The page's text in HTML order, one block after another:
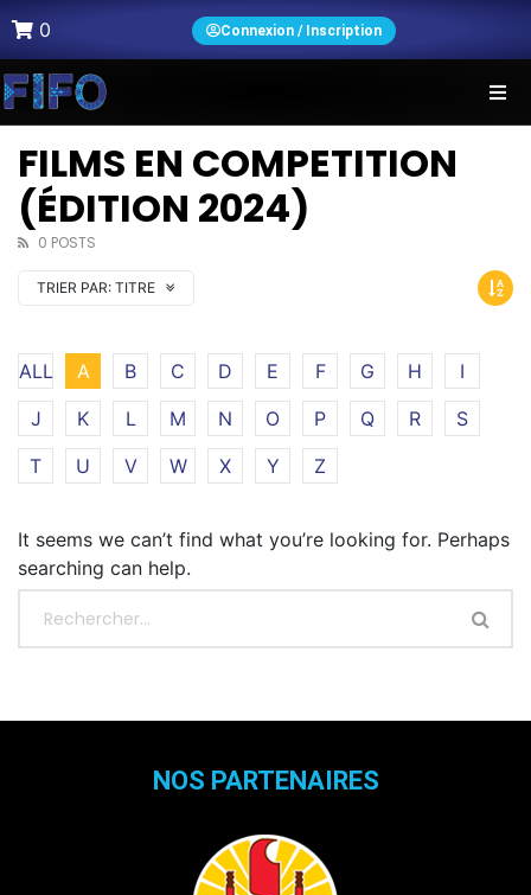
0 Connexion / Inscription
FILMS EN COMPETITION
(ÉDITION 2024)
0 POSTS
TRIER PAR: TITRE
ALL A B C D E F G H
I
J
K L M N O P Q R
S
T
U V W X Y Z
It seems we can’t find what you’re looking for. Perhaps
searching can help.
NOS PARTENAIRES